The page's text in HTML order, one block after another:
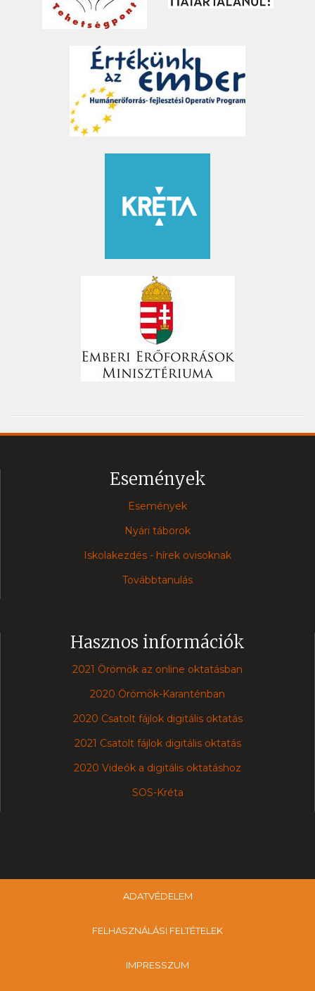
Események
Események
Nyári táborok
Iskolakezdés - hírek ovisoknak
Továbbtanulás
Hasznos információk
2021 Örömök az online oktatásban
2020 Örömök-Karanténban
2020 Csatolt fájlok digitális oktatás
2021 Csatolt fájlok digitális oktatás
2020 Videók a digitális oktatáshoz
SOS-Kréta
ADATVÉDELEM
FELHASZNÁLÁSI FELTÉTELEK
IMPRESSZUM